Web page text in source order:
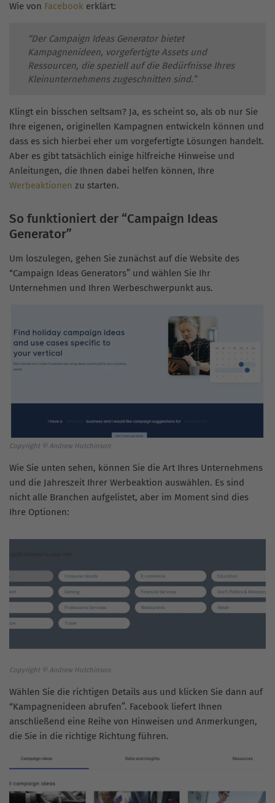
Wie von Facebook erklärt:
“Der Campaign Ideas Generator bietet
Kampagnenideen, vorgefertigte Assets und
Ressourcen, die speziell auf die Bedürfnisse Ihres
Kleinunternehmens zugeschnitten sind.”
Klingt ein bisschen seltsam? Ja, es scheint so, als ob nur Sie
Ihre eigenen, originellen Kampagnen entwickeln können und
dass es sich hierbei eher um vorgefertigte Lösungen handelt.
Aber es gibt tatsächlich einige hilfreiche Hinweise und
Anleitungen, die Ihnen dabei helfen können, Ihre
Werbeaktionen zu starten.
So funktioniert der “Campaign Ideas
Generator”
Um loszulegen, gehen Sie zunächst auf die Website des
“Campaign Ideas Generators” und wählen Sie Ihr
Unternehmen und Ihren Werbeschwerpunkt aus.
Copyright © Andrew Hutchinson
Wie Sie unten sehen, können Sie die Art Ihres Unternehmens
und die Jahreszeit Ihrer Werbeaktion auswählen. Es sind
nicht alle Branchen aufgelistet, aber im Moment sind dies
Ihre Optionen:
Copyright © Andrew Hutchinson
Wählen Sie die richtigen Details aus und klicken Sie dann auf
“Kampagnenideen abrufen”. Facebook liefert Ihnen
anschließend eine Reihe von Hinweisen und Anmerkungen,
die Sie in die richtige Richtung führen.